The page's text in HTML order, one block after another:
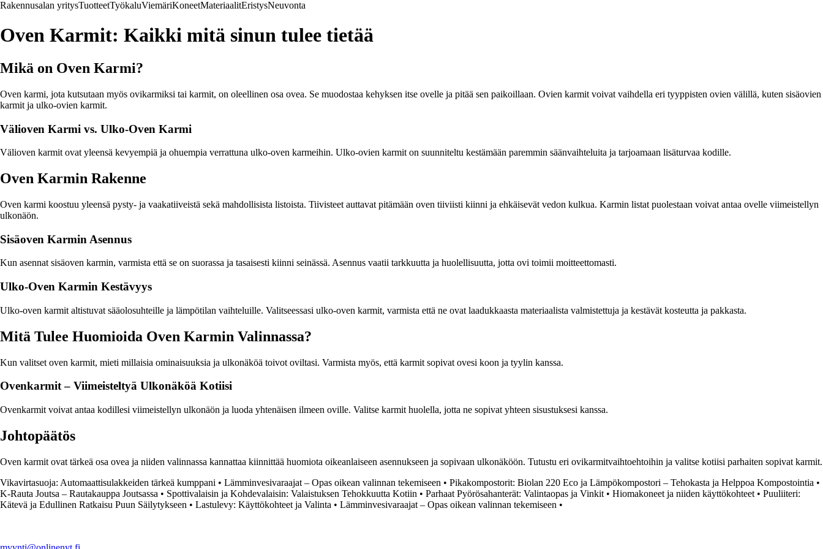
Rakennusalan yritysTuotteetTyökaluViemäriKoneetMateriaalitEristysNeuvonta
Oven Karmit: Kaikki mitä sinun tulee tietää
Mikä on Oven Karmi?
Oven karmi, jota kutsutaan myös ovikarmiksi tai karmit, on oleellinen osa ovea. Se muodostaa kehyksen itse ovelle ja pitää sen paikoillaan. Ovien karmit voivat vaihdella eri tyyppisten ovien välillä, kuten sisäovien
karmit ja ulko-ovien karmit.
Välioven Karmi vs. Ulko-Oven Karmi
Välioven karmit ovat yleensä kevyempiä ja ohuempia verrattuna ulko-oven karmeihin. Ulko-ovien karmit on suunniteltu kestämään paremmin säänvaihteluita ja tarjoamaan lisäturvaa kodille.
Oven Karmin Rakenne
Oven karmi koostuu yleensä pysty- ja vaakatiiveistä sekä mahdollisista listoista. Tiivisteet auttavat pitämään oven tiiviisti kiinni ja ehkäisevät vedon kulkua. Karmin listat puolestaan voivat antaa ovelle viimeistellyn
ulkonäön.
Sisäoven Karmin Asennus
Kun asennat sisäoven karmin, varmista että se on suorassa ja tasaisesti kiinni seinässä. Asennus vaatii tarkkuutta ja huolellisuutta, jotta ovi toimii moitteettomasti.
Ulko-Oven Karmin Kestävyys
Ulko-oven karmit altistuvat sääolosuhteille ja lämpötilan vaihteluille. Valitseessasi ulko-oven karmit, varmista että ne ovat laadukkaasta materiaalista valmistettuja ja kestävät kosteutta ja pakkasta.
Mitä Tulee Huomioida Oven Karmin Valinnassa?
Kun valitset oven karmit, mieti millaisia ominaisuuksia ja ulkonäköä toivot oviltasi. Varmista myös, että karmit sopivat ovesi koon ja tyylin kanssa.
Ovenkarmit – Viimeisteltyä Ulkonäköä Kotiisi
Ovenkarmit voivat antaa kodillesi viimeistellyn ulkonäön ja luoda yhtenäisen ilmeen oville. Valitse karmit huolella, jotta ne sopivat yhteen sisustuksesi kanssa.
Johtopäätös
Oven karmit ovat tärkeä osa ovea ja niiden valinnassa kannattaa kiinnittää huomiota oikeanlaiseen asennukseen ja sopivaan ulkonäköön. Tutustu eri ovikarmitvaihtoehtoihin ja valitse kotiisi parhaiten sopivat karmit.
Vikavirtasuoja: Automaattisulakkeiden tärkeä kumppani • Lämminvesivaraajat – Opas oikean valinnan tekemiseen • Pikakompostorit: Biolan 220 Eco ja Lämpökompostori – Tehokasta ja Helppoa Kompostointia •
K-Rauta Joutsa – Rautakauppa Joutsassa • Spottivalaisin ja Kohdevalaisin: Valaistuksen Tehokkuutta Kotiin • Parhaat Pyörösahanterät: Valintaopas ja Vinkit • Hiomakoneet ja niiden käyttökohteet • Puuliiteri:
Kätevä ja Edullinen Ratkaisu Puun Säilytykseen • Lastulevy: Käyttökohteet ja Valinta • Lämminvesivaraajat – Opas oikean valinnan tekemiseen •